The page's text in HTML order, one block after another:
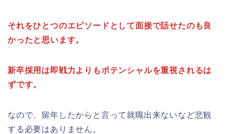
それをひとつのエピソードとして面接で話せたのも良
かったと思います。
新卒採用は即戦力よりもポテンシャルを重視されるは
ずです。
なので、留年したからと言って就職出来ないなど悲観
する必要はありません。